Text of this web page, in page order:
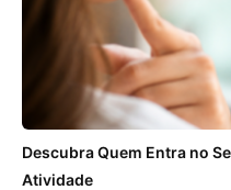
Descubra Quem Entra no
Atividade